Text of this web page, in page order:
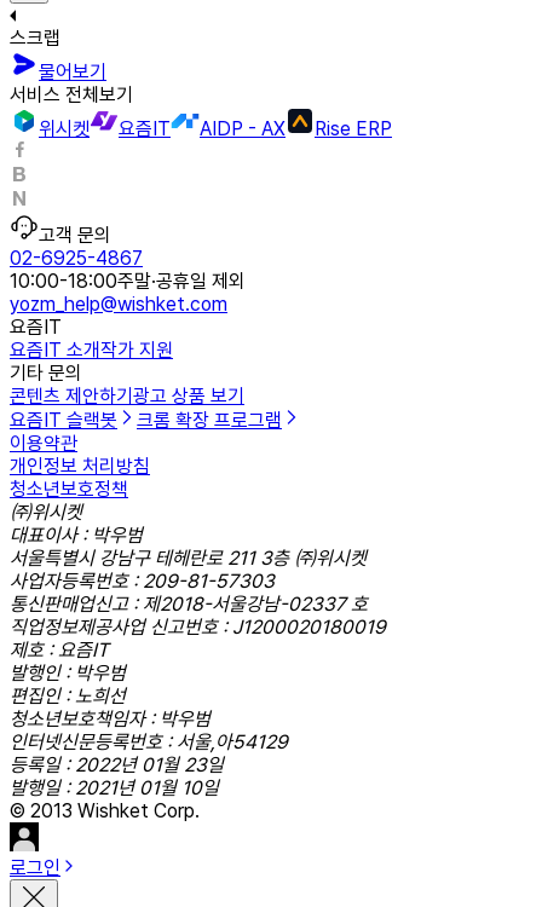
스크랩
물어보기
서비스 전체보기
위시켓
요즘IT AIDP - AX Rise ERP
고객 문의
02-6925-4867
10:00-18:00주말·공휴일 제외
yozm_help@wishket.com
요즘IT
요즘IT 소개작가 지원
기타 문의
콘텐츠 제안하기 광고 상품 보기
요즘IT 슬랙봇
크롬 확장 프로그램
이용약관
개인정보 처리방침
청소년보호정책
㈜위시켓
대표이사 : 박우범
서울특별시 강남구 테헤란로 211 3층 ㈜위시켓
사업자등록번호 : 209-81-57303
통신판매업신고 : 제2018-서울강남-02337 호
직업정보제공사업 신고번호 : J1200020180019
제호 : 요즘IT
발행인 : 박우범
편집인 : 노희선
청소년보호책임자 : 박우범
인터넷신문등록번호 : 서울,아54129
등록일 : 2022년 01월 23일
발행일 : 2021년 01월 10일
© 2013 Wishket Corp.
로그인